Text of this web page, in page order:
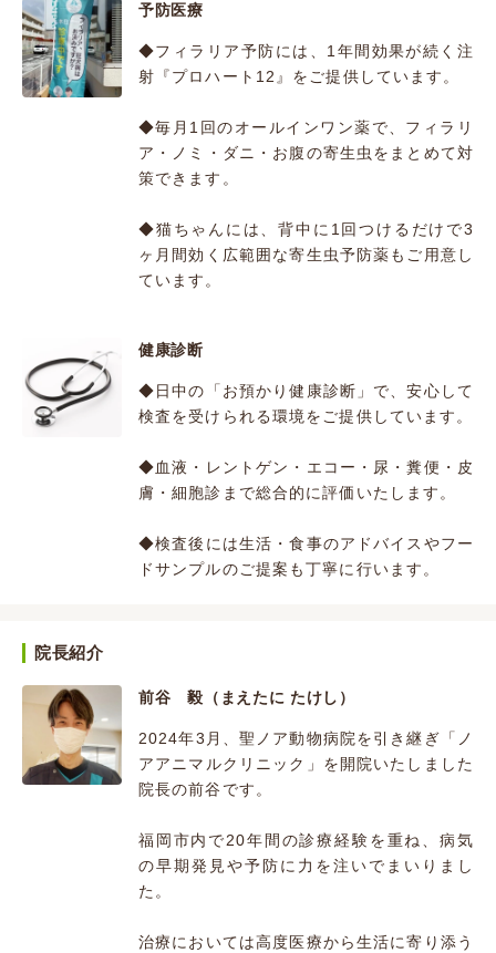
予防医療
◆フィラリア予防には、1年間効果が続く注
射『プロハート12』をご提供しています。
◆毎月1回のオールインワン薬で、フィラリ
ア・ノミ・ダニ・お腹の寄生虫をまとめて対
策できます。
◆猫ちゃんには、背中に1回つけるだけで3
ヶ月間効く広範囲な寄生虫予防薬もご用意し
ています。
健康診断
◆日中の「お預かり健康診断」で、安心して
検査を受けられる環境をご提供しています。
◆血液・レントゲン・エコー・尿・糞便・皮
膚・細胞診まで総合的に評価いたします。
◆検査後には生活・食事のアドバイスやフー
ドサンプルのご提案も丁寧に行います。
院長紹介
前谷 毅（まえたに たけし）
2024年3月、聖ノア動物病院を引き継ぎ「ノ
アアニマルクリニック」を開院いたしました
院長の前谷です。
福岡市内で20年間の診療経験を重ね、病気
の早期発見や予防に力を注いでまいりまし
た。
治療においては高度医療から生活に寄り添う